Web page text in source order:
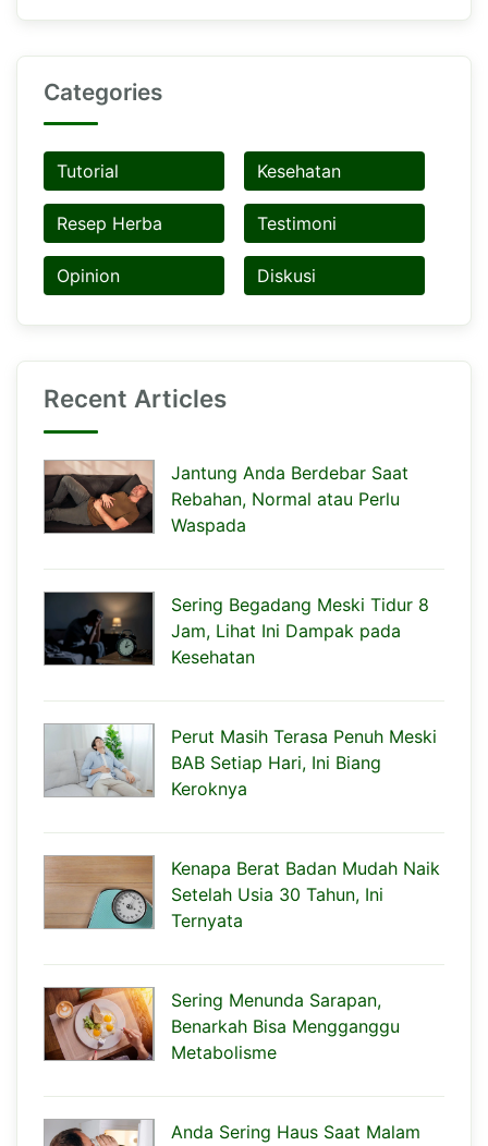
Categories
Tutorial Kesehatan
Resep Herba Testimoni
Opinion Diskusi
Recent Articles
Jantung Anda Berdebar Saat
Rebahan, Normal atau Perlu
Waspada
Sering Begadang Meski Tidur 8
Jam, Lihat Ini Dampak pada
Kesehatan
Perut Masih Terasa Penuh Meski
BAB Setiap Hari, Ini Biang
Keroknya
Kenapa Berat Badan Mudah Naik
Setelah Usia 30 Tahun, Ini
Ternyata
Sering Menunda Sarapan,
Benarkah Bisa Mengganggu
Metabolisme
Anda Sering Haus Saat Malam